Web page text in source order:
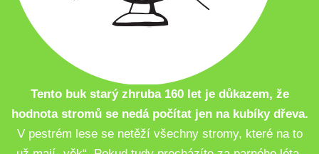
Tento buk starý zhruba 160 let je důkazem, že
hodnota stromů se nedá počítat jen na kubíky dřeva.
V pestrém lese se netěží všechny stromy, které na to